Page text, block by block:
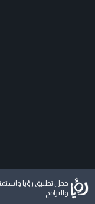
حمل تطبيق رؤيا
والبرامج